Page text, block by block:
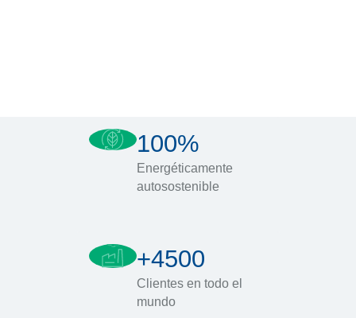
100%
Energéticamente
autosostenible
+4500
Clientes en todo el
mundo